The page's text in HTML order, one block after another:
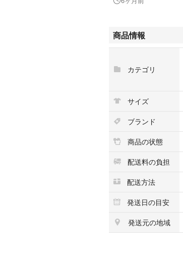
商品情報
カテゴリ
サイズ
ブランド
商品の状態
配送料の負担
配送方法
発送日の目安
発送元の地域